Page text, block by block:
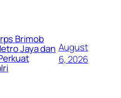
Brimob
Jaya dan August
6, 2026